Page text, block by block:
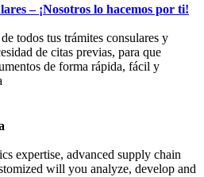
– ¡Nosotros lo hacemos por ti!
todos tus trámites consulares y
de citas previas, para que
de forma rápida, fácil y
expertise, advanced supply chain
will you analyze, develop and